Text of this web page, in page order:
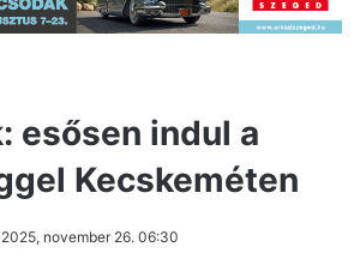
esősen indul a
Kecskeméten
2025, november 26. 06:30